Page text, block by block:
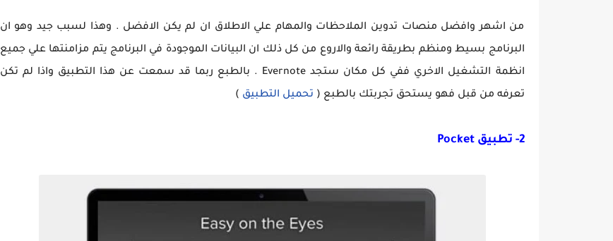
من اشهر وافضل منصات تدوين الملاحظات والمهام علي الاطلاق ان لم يكن الافضل . وهذا لسبب جيد وهو ان
البرنامج بسيط ومنظم بطريقة رائعة والاروع من كل ذلك ان البيانات الموجودة في البرنامج يتم مزامنتها علي جميع
انظمة التشغيل الاخري ففي كل مكان ستجد Evernote . بالطبع ربما قد سمعت عن هذا التطبيق واذا لم تكن
تعرفه من قبل فهو يستحق تجربتك بالطبع ( تحميل التطبيق )
2- تطبيق Pocket